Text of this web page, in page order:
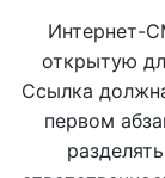
Интернет-
открытую
Ссылка
первом